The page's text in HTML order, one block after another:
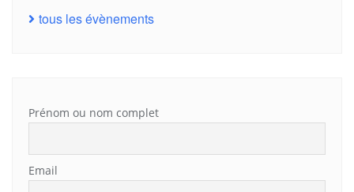
tous les évènements
Prénom ou nom complet
Email